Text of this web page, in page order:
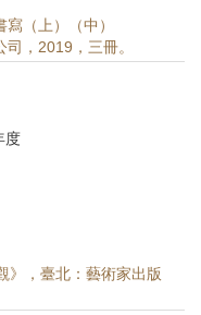
（上）（中）
，2019，三冊。
度
》，臺北：藝術家出版